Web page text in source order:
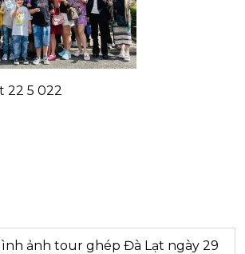
22 5 022
ảnh tour ghép Đà Lạt ngày 29